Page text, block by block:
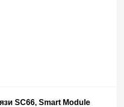
SC66, Smart Module